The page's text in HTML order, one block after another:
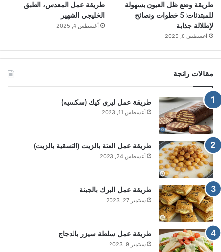
طريقة وضع ظل العيون بسهولة
للمبتدئات: 5 خطوات ونصائح
لإطلالة جذابة
أغسطس 8, 2025
طريقة عمل المعدس، الطبق
الخليجي الشهير
أغسطس 4, 2025
مقالات رائجة
طريقة عمل ليزي كيك (سكسيه)
أغسطس 11, 2023
طريقة عمل الفتة بالزيت (التسقية بالزيت)
أغسطس 24, 2023
طريقة عمل البرك بالجبنة
سبتمبر 27, 2023
طريقة عمل سلطة سيزر بالدجاج
سبتمبر 9, 2023